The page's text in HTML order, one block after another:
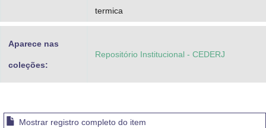
termica
Aparece nas
coleções:
Repositório Institucional - CEDERJ
Mostrar registro completo do item